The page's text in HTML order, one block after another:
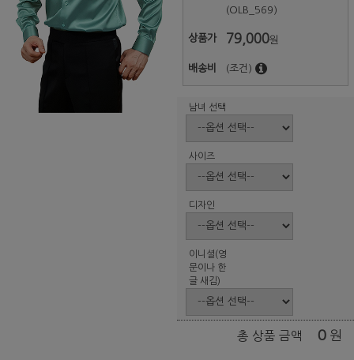
(OLB_569)
상품가 79,000원
배송비 (조건)
남녀 선택
사이즈
디자인
이니셜(영
문이나 한
글 새김)
총 상품 금액 0 원